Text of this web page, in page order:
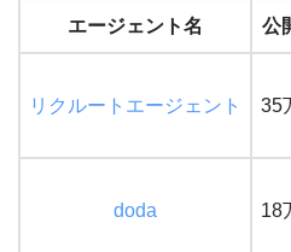
エージェント名 公
リクルートエージェント 35
doda 18